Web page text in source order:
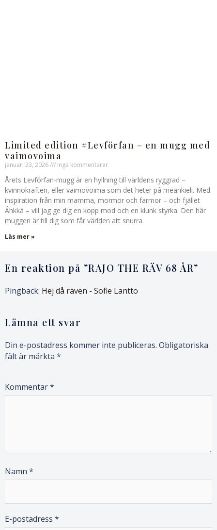
Limited edition #Levförfan – en mugg med
vaimovoima
januari 23, 2026 Inga kommentarer
Årets Levförfan-mugg är en hyllning till världens ryggrad –
kvinnokraften, eller vaimovoima som det heter på meänkieli. Med
inspiration från min mamma, mormor och farmor – och fjället
Áhkká – vill jag ge dig en kopp mod och en klunk styrka. Den här
muggen är till dig som får världen att snurra.
Läs mer »
En reaktion på ”RAJO THE RÄV 68 ÅR”
Pingback: Hej då räven - Sofie Lantto
Lämna ett svar
Din e-postadress kommer inte publiceras. Obligatoriska
fält är märkta *
Kommentar*
Namn *
E-postadress *